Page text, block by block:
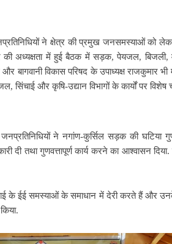
ने क्षेत्र की प्रमुख जनसमस्याओं को
अध्यक्षता में हुई बैठक में सड़क, पेयजल, बिजली,
बागवानी विकास परिषद के उपाध्यक्ष राजकुमार
सिंचाई और कृषि-उद्यान विभागों के कार्यों पर विशेष
ने नगांण-कुर्सिल सड़क की घटिया
दी तथा गुणवत्तापूर्ण कार्य करने का आश्वासन
के ईई समस्याओं के समाधान में देरी करते हैं